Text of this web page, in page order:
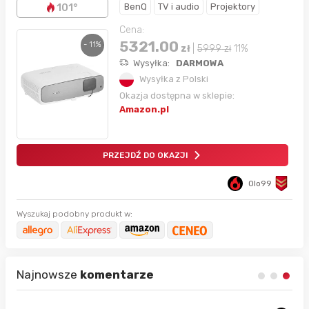
101° BenQ TV i audio Projektory
- 11%
Cena:
5321.00 zł 5999zł 11%
Wysyłka:
DARMOWA
Wysyłka z Polski
Okazja dostępna w sklepie:
Amazon.pl
PRZEJDŹ DO OKAZJI
Olo99
Wyszukaj podobny produkt w:
Najnowsze komentarze